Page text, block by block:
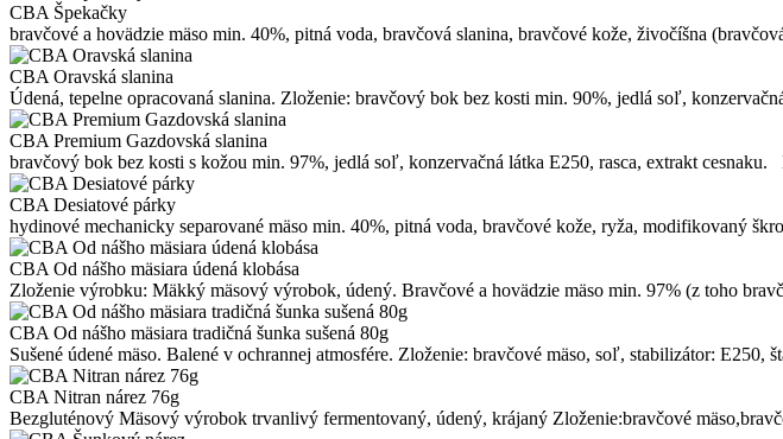
CBA Špekačky
bravčové a hovädzie mäso min. 40%, pitná voda, bravčová slanina, bravčové kože, živočíšna
CBA Oravská slanina
Údená, tepelne opracovaná slanina. Zloženie: bravčový bok bez kosti min. 90%, jedlá soľ,
CBA Premium Gazdovská slanina
bravčový bok bez kosti s kožou min. 97%, jedlá soľ, konzervačná látka E250, rasca, extrakt
CBA Desiatové párky
hydinové mechanicky separované mäso min. 40%, pitná voda, bravčové kože, ryža, modifikovaný
CBA Od nášho mäsiara údená klobása
Zloženie výrobku: Mäkký mäsový výrobok, údený. Bravčové a hovädzie mäso min. 97% (z toho
CBA Od nášho mäsiara tradičná šunka sušená 80g
Sušené údené mäso. Balené v ochrannej atmosfére. Zloženie: bravčové mäso, soľ, stabilizátor: E250,
CBA Nitran nárez 76g
Bezgluténový Mäsový výrobok trvanlivý fermentovaný, údený, krájaný Zloženie:bravčové